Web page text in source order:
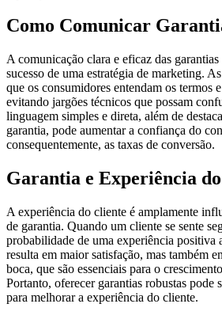
Como Comunicar
A comunicação clara e eficaz das
sucesso de uma estratégia de marketing.
que os consumidores entendam os termos
evitando jargões técnicos que possam
linguagem simples e direta, além de
garantia, pode aumentar a confiança do
consequentemente, as taxas de conversão.
Garantia e Experiência
A experiência do cliente é amplamente
de garantia. Quando um cliente se sente
probabilidade de uma experiência positiva
resulta em maior satisfação, mas também
boca, que são essenciais para o
Portanto, oferecer garantias robustas pode
para melhorar a experiência do cliente.